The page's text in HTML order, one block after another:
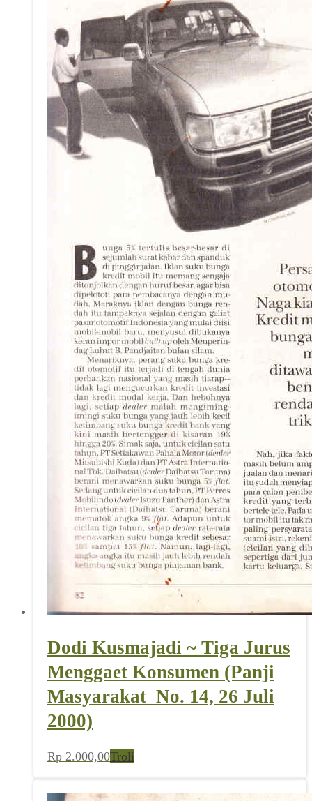
Dodi Kusmajadi ~ Tiga Jurus
Menggaet Konsumen (Panji
Masyarakat_No. 14, 26 Juli
2000)
Rp 2.000,00Troli